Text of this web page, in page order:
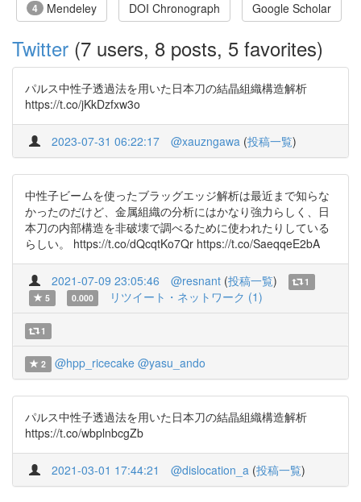
4 Mendeley DOI Chronograph Google Scholar
Twitter (7 users, 8 posts, 5 favorites)
パルス中性子透過法を用いた日本刀の結晶組織構造解析
https://t.co/jKkDzfxw3o
2023-07-31 06:22:17 @xauzngawa (投稿一覧)
中性子ビームを使ったブラッグエッジ解析は最近まで知らな
かったのだけど、金属組織の分析にはかなり強力らしく、日
本刀の内部構造を非破壊で調べるために使われたりしている
らしい。 https://t.co/dQcqtKo7Qr https://t.co/SaeqqeE2bA
2021-07-09 23:05:46 @resnant (投稿一覧)
1
5
0.000 リツイート・ネットワーク (1)
1
2 @hpp_ricecake @yasu_ando
パルス中性子透過法を用いた日本刀の結晶組織構造解析
https://t.co/wbplnbcgZb
2021-03-01 17:44:21 @dislocation_a (投稿一覧)